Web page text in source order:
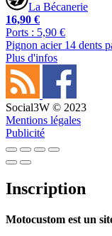
La Bécanerie
16,90 €
Ports : 5,90 €
Pignon acier 14 dents
Plus d'infos
Social3W © 2023
Mentions légales
Publicité
Inscription
Motocustom est un